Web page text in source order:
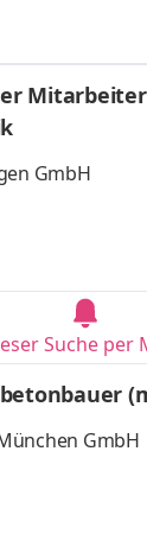
GmbH
Suche per
GmbH